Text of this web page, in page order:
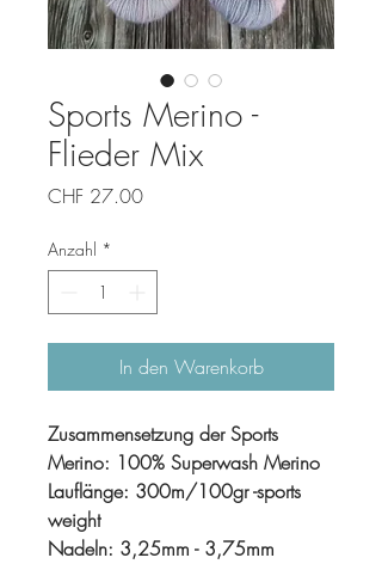
Sports Merino -
Flieder Mix
CHF 27.00Preis
Anzahl *
In den Warenkorb
Zusammensetzung der Sports
Merino: 100% Superwash Merino
Lauflänge: 300m/100gr -sports
weight
Nadeln: 3,25mm - 3,75mm